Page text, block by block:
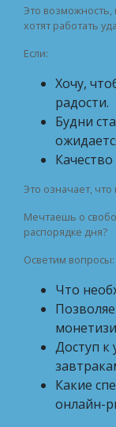
Это возможность,
хотят работать
Если:
Хочу,
радости.
Будни
Это означает,
Мечтаешь о
распорядке дня?
Осветим вопросы:
Что
Доступ
Какие
онлайн-